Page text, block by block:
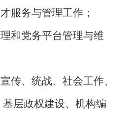
服务与管理工作；
和党务平台管理与维
传、统战、社会工作、
层政权建设、机构编